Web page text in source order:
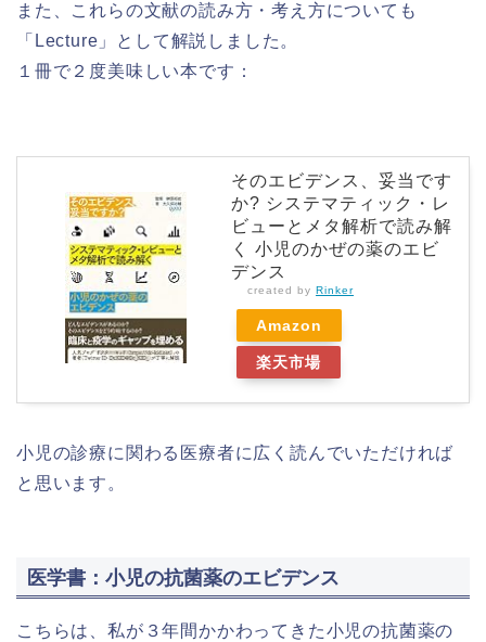
また、これらの文献の読み方・考え方についても
「Lecture」として解説しました。
１冊で２度美味しい本です：
そのエビデンス、妥当です
か? システマティック・レ
ビューとメタ解析で読み解
く 小児のかぜの薬のエビ
デンス
created by Rinker
Amazon
楽天市場
小児の診療に関わる医療者に広く読んでいただければ
と思います。
医学書：小児の抗菌薬のエビデンス
こちらは、私が３年間かかわってきた小児の抗菌薬の